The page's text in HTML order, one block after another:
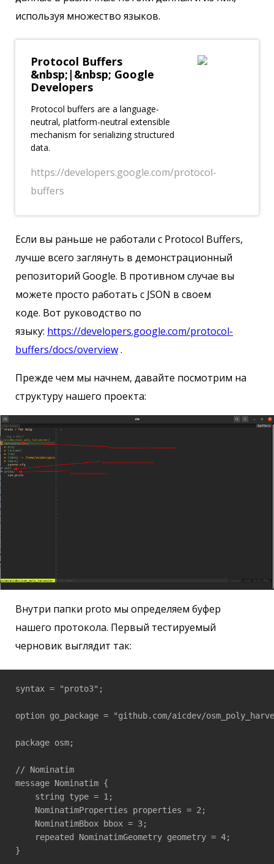
используя множество языков.
Protocol Buffers
&nbsp;|&nbsp; Google
Developers
Protocol buffers are a language-
neutral, platform-neutral extensible
mechanism for serializing structured
data.
https://developers.google.com/protocol-
buffers
Если вы раньше не работали с Protocol Buffers,
лучше всего заглянуть в демонстрационный
репозиторий Google. В противном случае вы
можете просто работать с JSON в своем
коде. Вот руководство по
языку: https://developers.google.com/protocol-
buffers/docs/overview.
Прежде чем мы начнем, давайте посмотрим на
структуру нашего проекта:
Внутри папки proto мы определяем буфер
нашего протокола. Первый тестируемый
черновик выглядит так:
syntax = "proto3";
option go_package = "github.com/aicdev/
package osm;
// Nominatim
message Nominatim {
    string type = 1;
    NominatimProperties properties = 2;
    NominatimBbox bbox = 3;
    repeated NominatimGeometry geometry = 4;
}